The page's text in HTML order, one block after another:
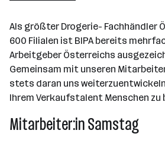
Als größter Drogerie- Fachhändler
600 Filialen ist BIPA bereits
Arbeitgeber Österreichs
Gemeinsam mit unseren
stets daran uns
Ihrem Verkaufstalent Menschen zu
Mitarbeiter:in Samstag